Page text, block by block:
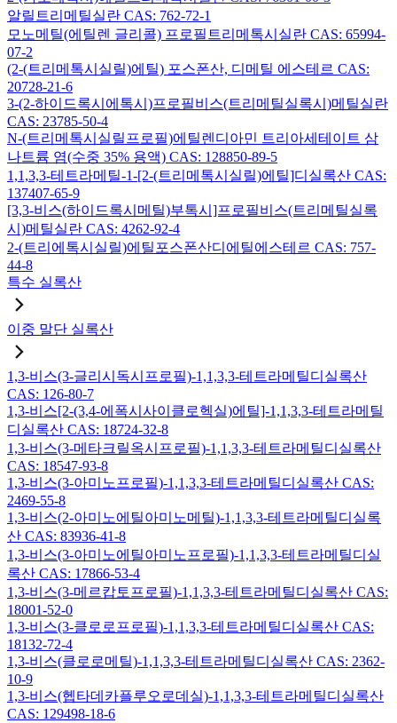
알릴트리메틸실란 CAS: 762-72-1
모노메틸(에틸렌 글리콜) 프로필트리메톡시실란 CAS: 65994-
07-2
(2-(트리메톡시실릴)에틸) 포스폰산, 디메틸 에스테르 CAS:
20728-21-6
3-(2-하이드록시에톡시)프로필비스(트리메틸실록시)메틸실란
CAS: 23785-50-4
N-(트리메톡시실릴프로필)에틸렌디아민 트리아세테이트 삼
나트륨 염(수중 35% 용액) CAS: 128850-89-5
1,1,3,3-테트라메틸-1-[2-(트리메톡시실릴)에틸]디실록산 CAS:
137407-65-9
[3,3-비스(하이드록시메틸)부톡시]프로필비스(트리메틸실록
시)메틸실란 CAS: 4262-92-4
2-(트리에톡시실릴)에틸포스폰산디에틸에스테르 CAS: 757-
44-8
특수 실록산
이중 말단 실록산
1,3-비스(3-글리시독시프로필)-1,1,3,3-테트라메틸디실록산
CAS: 126-80-7
1,3-비스[2-(3,4-에폭시사이클로헥실)에틸]-1,1,3,3-테트라메틸
디실록산 CAS: 18724-32-8
1,3-비스(3-메타크릴옥시프로필)-1,1,3,3-테트라메틸디실록산
CAS: 18547-93-8
1,3-비스(3-아미노프로필)-1,1,3,3-테트라메틸디실록산 CAS:
2469-55-8
1,3-비스(2-아미노에틸아미노메틸)-1,1,3,3-테트라메틸디실록
산 CAS: 83936-41-8
1,3-비스(3-아미노에틸아미노프로필)-1,1,3,3-테트라메틸디실
록산 CAS: 17866-53-4
1,3-비스(3-메르캅토프로필)-1,1,3,3-테트라메틸디실록산 CAS:
18001-52-0
1,3-비스(3-클로로프로필)-1,1,3,3-테트라메틸디실록산 CAS:
18132-72-4
1,3-비스(클로로메틸)-1,1,3,3-테트라메틸디실록산 CAS: 2362-
10-9
1,3-비스(헵타데카플루오로데실)-1,1,3,3-테트라메틸디실록산
CAS: 129498-18-6